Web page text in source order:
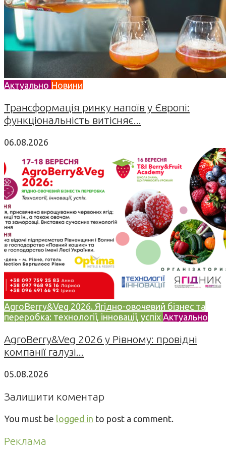
Актуально Новини
Трансформація ринку напоїв у Європі:
функціональність витісняє...
06.08.2026
AgroBerry&Veg 2026. Ягідно-овочевий бізнес та
переробка: технології, інновації, успіх Актуально
AgroBerry&Veg 2026 у Рівному: провідні
компанії галузі...
05.08.2026
Залишити коментар
You must be logged in to post a comment.
Реклама